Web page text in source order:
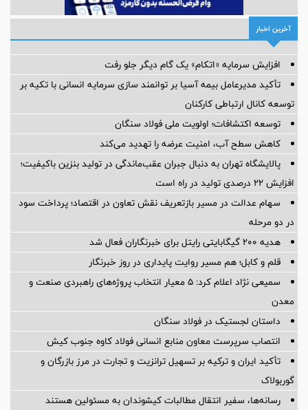
آخرین اخبار
افزایش سرمایه «اتکام» یک گام دیگر جلو رفت
تأکید مدیرعامل بیمه آسیا بر توانمند سازی سرمایه انسانی با تکیه بر
توسعه کانال ارتباطی کارکنان
توسعه اکتشافات؛ اولویت ملی فولاد سنگان
کاهش سطح آب، امنیت عرضه را تهدید می‌کند
پالایشگاه تهران به دنبال جبران عقب‌ماندگی در تولید بنزین باکیفیت؛
افزایش ۲۲ درصدی تولید در راه است
سهام عدالت در مسیر بازتعریف نقش تعاون در اقتصاد؛ پرداخت سود
در دو مرحله
هدیه ۲۰۰ گیگابایتی رایتل برای خبرنگاران فعال شد
قلم و کابل؛ هم مسیر روایت پایداری در روز خبرنگار
سمیعی‌ نژاد اعلام کرد: 5 معیار انتخاب پروژه‌های راهبردی صنعت و
معدن
داستان لجستیک در فولاد سنگان
انتصاب سرپرست معاون منابع انسانی فولاد کاوه جنوب کیش
تأکید ایران و ترکیه بر تسهیل ترانزیت و تجارت در مرز بازرگان و
گوربولاک
رسانه‌ها، سفیر انتقال مطالبات کیشوندان به مسئولین هستند